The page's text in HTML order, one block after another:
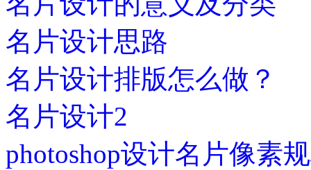
名片设计思路
名片设计排版怎么做？
名片设计2
photoshop设计名片像素